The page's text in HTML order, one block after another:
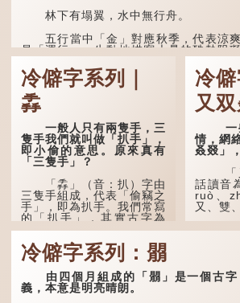
林下有塌翼，水中無行舟。
五行當中「金」對應秋季，代表涼爽
是「運行」，生動地描寫大暑的酷熱阻
運金氣」以誇張手法描寫炎熱阻滯了季
「荊揚」指...
冷僻字系列｜
掱
一般人只有兩隻手，三
隻手我們就叫做「扒手」，
即小偷的意思。原來真有
「三隻手」？
「掱」（音：扒）字由
三隻手組成，代表「偷竊之
手」，即為扒手。我們常寫
的「扒手」，其實古字為
「掱手」。
清·徐珂《清稗類鈔．
盜賊類．掱手》記載：「滬
人呼翦綹賊曰掱手，猶言扒
手也，亦曰癟三碼子。」
冷僻
又
一些
情，網
叒叕」
「又
話讀音
ruò、
又、雙
「又
「叒
冷僻字系列：朤
由四個月組成的「朤」是一個古字
義，本意是明亮晴朗。